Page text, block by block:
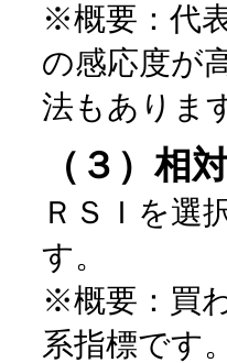
※概要：代
の感応度が
法もありま
（３）相
ＲＳＩを選
す。
※概要：買
系指標です。